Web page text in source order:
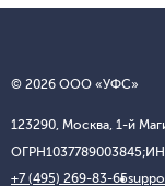
© 2026 ООО «УФС»
123290, Москва, 1-й
ОГРН1037789003845;
+7 (495) 269-83-65